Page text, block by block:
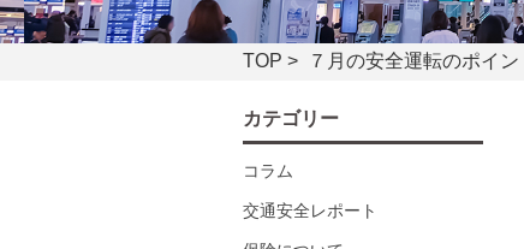
TOP > ７月の安全運転のポイ
カテゴリー
コラム
交通安全レポート